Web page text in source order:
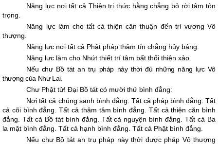
Năng lực nơi tất cả Thiện tri thức hằng chẳng bỏ rời tâm tôn
trọng.
Năng lực làm cho tất cả thiện căn thuận đến trí vương Vô
thượng.
Năng lực nơi tất cả Phật pháp thâm tín chẳng hủy báng.
Năng lực làm cho Nhứt thiết trí tâm bất thối thiện xảo.
Nếu chư Bồ tát an trụ pháp này thời đủ những năng lực Vô
thượng của Như Lai.
Chư Phật tử! Ðại Bồ tát có mười thứ bình đẳng:
Nơi tất cả chúng sanh bình đẳng. Tất cả pháp bình đẳng. Tất
cả cõi bình đẳng. Tất cả thâm tâm bình đẳng. Tất cả thiện căn bình
đẳng. Tất cả Bồ tát bình đẳng. Tất cả nguyện bình đẳng. Tất cả Ba
la mật bình đẳng. Tất cả hạnh bình đẳng. Tất cả Phật bình đẳng.
Nếu chư Bồ tát an trụ pháp này thời được pháp Vô thượng